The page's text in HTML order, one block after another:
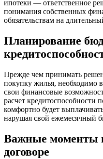
ипотеки — ответственное
понимания собственных
обязательствам на
Планирование
Прежде чем принимать
покупку жилья, необходимо
свои финансовые
расчет кредитоспособности
комфортно будет
нарушая свой ежемесячный
Важные моменты
договоре